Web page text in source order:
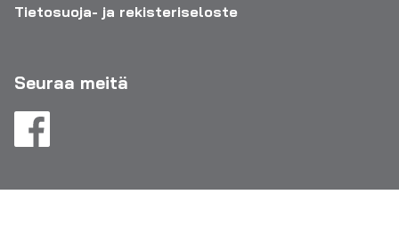
Tietosuoja- ja rekisteriseloste
Seuraa meitä